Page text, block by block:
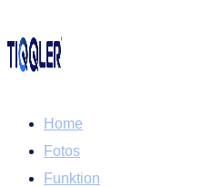
Home
Fotos
Funktion